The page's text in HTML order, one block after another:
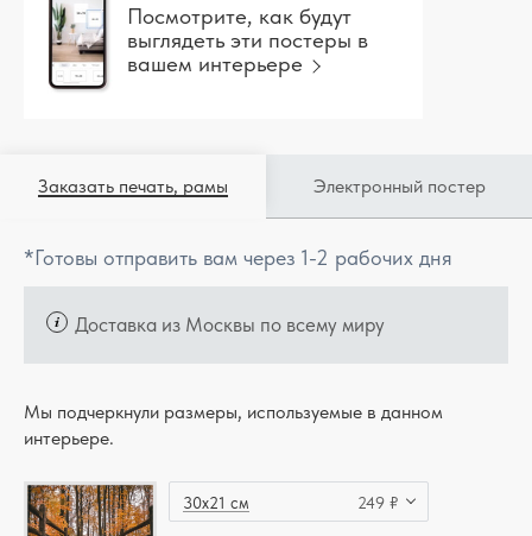
Посмотрите, как будут
выглядеть эти постеры в
вашем интерьере
Заказать печать, рамы Электронный постер
*Готовы отправить вам через 1-2 рабочих дня
Доставка из Москвы по всему миру
Мы подчеркнули размеры, используемые в данном
интерьере.
30x21 см 249 ₽